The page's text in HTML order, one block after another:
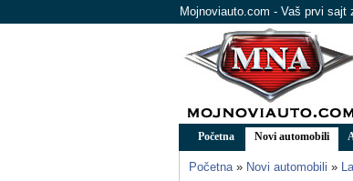
Mojnoviauto.com - Vaš prvi sajt
Početna Novi automobili
Početna » Novi automobili »